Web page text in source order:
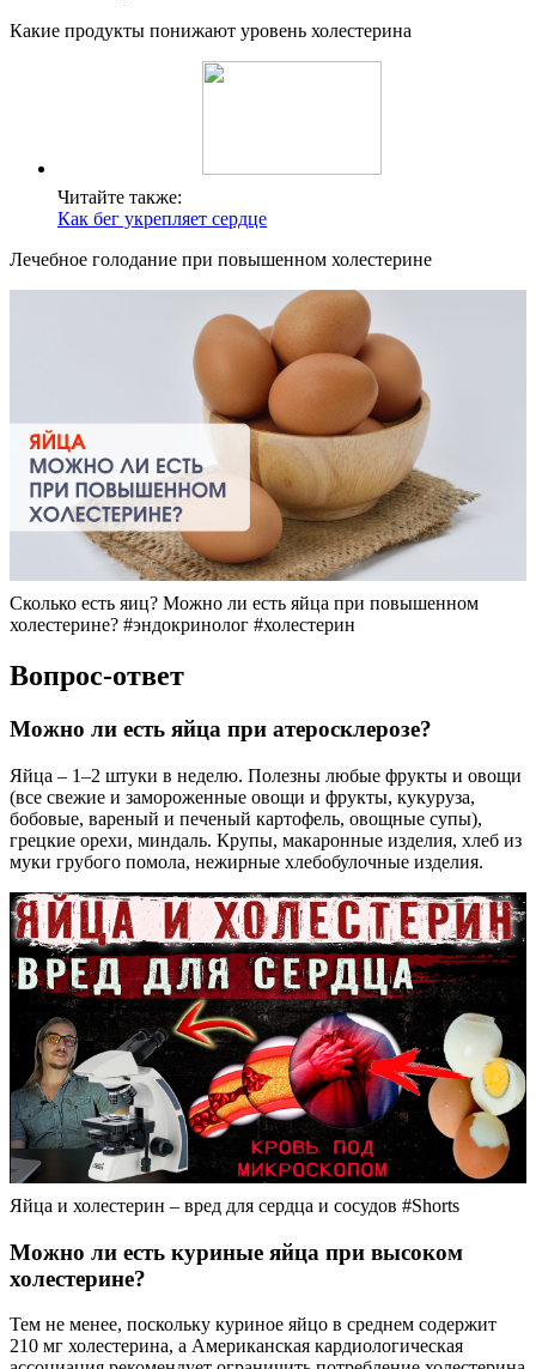
Какие продукты понижают уровень холестерина
Читайте также:
Как бег укрепляет сердце
Лечебное голодание при повышенном холестерине
Сколько есть яиц? Можно ли есть яйца при повышенном
холестерине? #эндокринолог #холестерин
Вопрос-ответ
Можно ли есть яйца при атеросклерозе?
Яйца – 1–2 штуки в неделю. Полезны любые фрукты и овощи
(все свежие и замороженные овощи и фрукты, кукуруза,
бобовые, вареный и печеный картофель, овощные супы),
грецкие орехи, миндаль. Крупы, макаронные изделия, хлеб из
муки грубого помола, нежирные хлебобулочные изделия.
Яйца и холестерин – вред для сердца и сосудов #Shorts
Можно ли есть куриные яйца при высоком
холестерине?
Тем не менее, поскольку куриное яйцо в среднем содержит
210 мг холестерина, а Американская кардиологическая